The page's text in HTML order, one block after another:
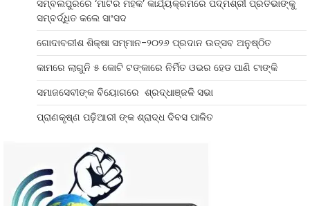
ସମ୍ବଲପୁରରେ ‘ମାଟିର ମହକ’ କାର୍ଯ୍ୟକ୍ରମରେ ପଦ୍ମଶ୍ରୀ ପ୍ରତିଭାଙ୍କୁ
ସମ୍ବର୍ଦ୍ଧିତ କଲେ ସାଂସଦ
ଗୋଦାବରୀଶ ଶିକ୍ଷା ସମ୍ମାନ-୨୦୨୬ ପ୍ରଦାନ ଉତ୍ସବ ଅନୁଷ୍ଠିତ
କାମରେ ଲାଗୁନି ୫ କୋଟି ଟଙ୍କାରେ ନିର୍ମିତ ଓଭର ହେଡ ପାଣି ଟାଙ୍କି
ସମାଜସେବୀଙ୍କ ବିୟୋଗରେ ଶ୍ରଦ୍ଧାଞ୍ଜଳି ସଭା
ପ୍ରାଣକୃଷ୍ଣ ପଢ଼ିଆରୀ ଙ୍କ ଶ୍ରାଦ୍ଧ ଦିବସ ପାଳିତ